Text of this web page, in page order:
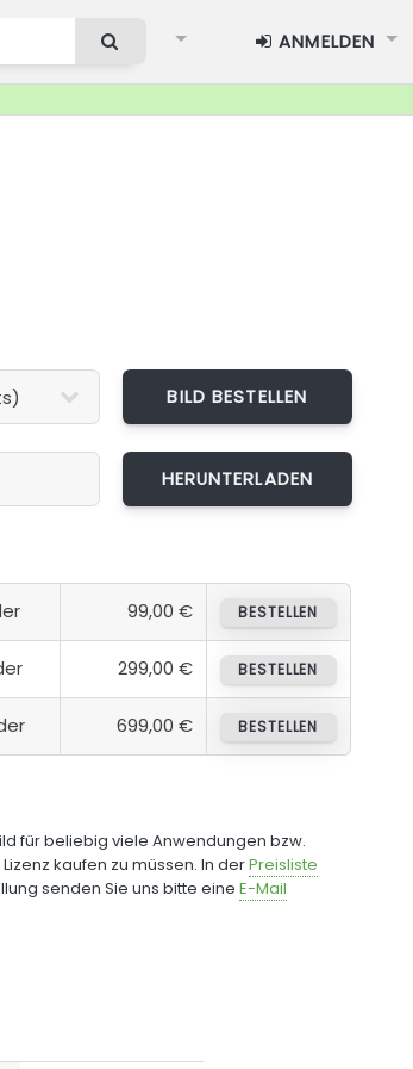
ANMELDEN
BILD BESTELLEN
99,00 € BESTELLEN
299,00 € BESTELLEN
699,00 € BESTELLEN
für beliebig viele Anwendungen bzw.
kaufen zu müssen. In derPreisliste
senden Sie uns bitte eine E-Mail